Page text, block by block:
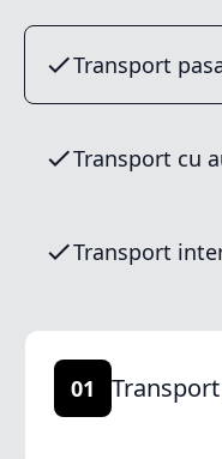
Transport
Transport cu
Transport
01